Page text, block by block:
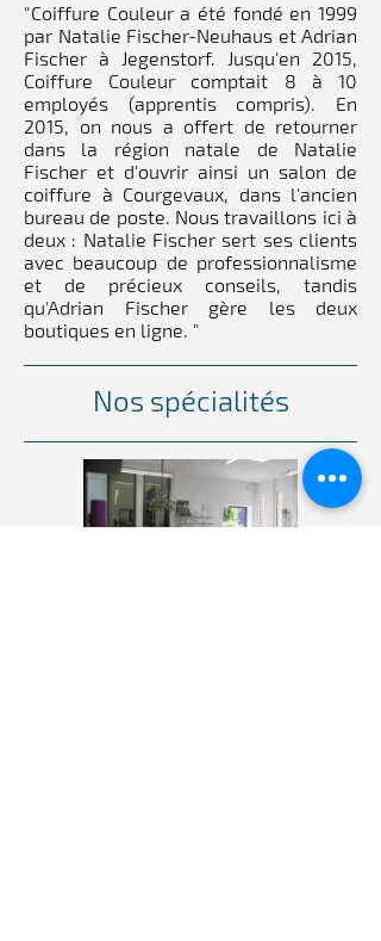
"Coiffure Couleur a été fondé en 1999
par Natalie Fischer-Neuhaus et Adrian
Fischer à Jegenstorf. Jusqu'en 2015,
Coiffure Couleur comptait 8 à 10
employés (apprentis compris). En
2015, on nous a offert de retourner
dans la région natale de Natalie
Fischer et d'ouvrir ainsi un salon de
coiffure à Courgevaux, dans l'ancien
bureau de poste. Nous travaillons ici à
deux : Natalie Fischer sert ses clients
avec beaucoup de professionnalisme
et de précieux conseils, tandis
qu'Adrian Fischer gère les deux
boutiques en ligne. "
Nos spécialités